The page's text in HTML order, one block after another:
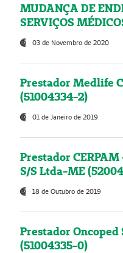
MUDANÇA DE
SERVIÇOS
03 de Novembro de 2020
Prestador Medlife
(51004334-2)
01 de Janeiro de 2019
Prestador
S/S Ltda-ME
18 de Outubro de 2019
Prestador
(51004335-0)